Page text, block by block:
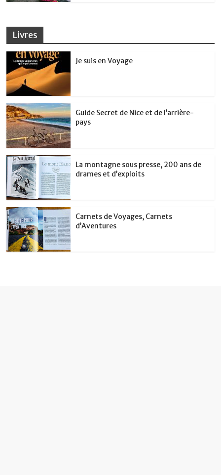
Livres
Je suis en Voyage
Guide Secret de Nice et de l’arrière-
pays
La montagne sous presse, 200 ans de
drames et d’exploits
Carnets de Voyages, Carnets
d’Aventures